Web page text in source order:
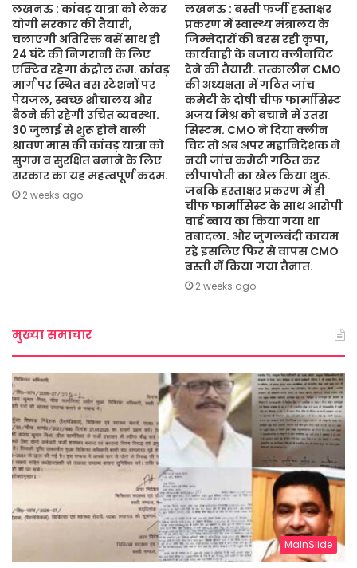
लखनऊ : कांवड़ यात्रा को लेकर
योगी सरकार की तैयारी,
चलाएगी अतिरिक्त बसें साथ ही
24 घंटे की निगरानी के लिए
एक्टिव रहेगा कंट्रोल रूम. कांवड़
मार्ग पर स्थित बस स्टेशनों पर
पेयजल, स्वच्छ शौचालय और
बैठने की रहेगी उचित व्यवस्था.
30 जुलाई से शुरू होने वाली
श्रावण मास की कांवड़ यात्रा को
सुगम व सुरक्षित बनाने के लिए
सरकार का यह महत्वपूर्ण कदम.
2 weeks ago
लखनऊ : बस्ती फर्जी हस्ताक्षर
प्रकरण में स्वास्थ्य मंत्रालय के
जिम्मेदारों की बरस रही कृपा,
कार्यवाही के बजाय क्लीनचिट
देने की तैयारी. तत्कालीन CMO
की अध्यक्षता में गठित जांच
कमेटी के दोषी चीफ फार्मासिस्ट
अजय मिश्र को बचाने में उतरा
सिस्टम. CMO ने दिया क्लीन
चिट तो अब अपर महानिदेशक ने
नयी जांच कमेटी गठित कर
लीपापोती का खेल किया शुरू.
जबकि हस्ताक्षर प्रकरण में ही
चीफ फार्मासिस्ट के साथ आरोपी
वार्ड ब्वाय का किया गया था
तबादला. और जुगलबंदी कायम
रहे इसलिए फिर से वापस CMO
बस्ती में किया गया तैनात.
2 weeks ago
मुख्या समाचार
MainSlide